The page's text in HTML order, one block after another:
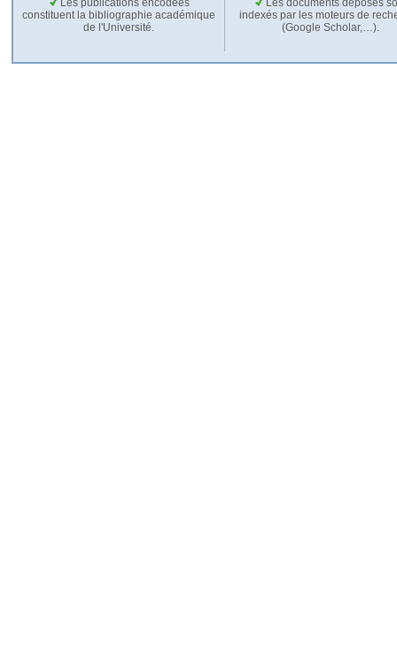
Les publications encodées
constituent la bibliographie académique
de l'Université.
Les documents déposés
indexés par les moteurs de
(Google Scholar,…).